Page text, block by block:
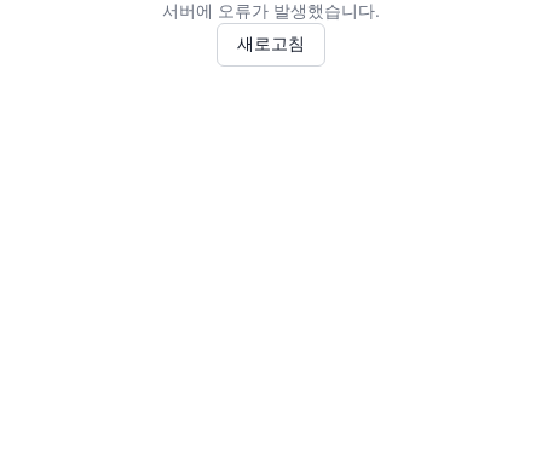
서버에 오류가 발생했습니다.
새로고침